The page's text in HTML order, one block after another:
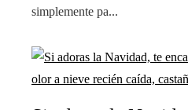
simplemente pa...